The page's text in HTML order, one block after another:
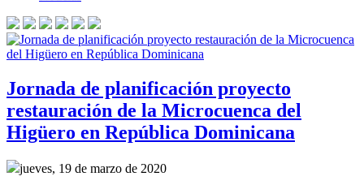
Jornada de planificación proyecto
restauración de la Microcuenca del
Higüero en República Dominicana
jueves, 19 de marzo de 2020